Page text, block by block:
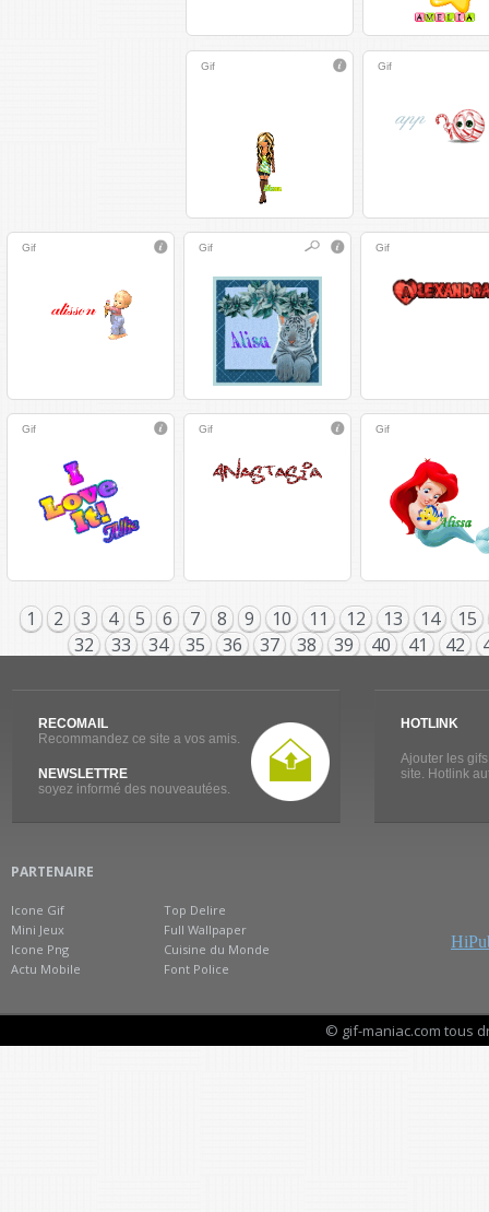
Gif Gif
Gif Gif Gif
Gif Gif Gif
1 2 3 4 5 6 7 8 9 10 11 12 13 14
15
32
33 34 35 36 37 38 39 40 41 42
RECOMAIL
Recommandez ce site a vos amis.
NEWSLETTRE
soyez informé des nouveautées.
HOTLINK
Ajouter les
site. Hotlink
PARTENAIRE
Icone Gif
Mini Jeux
Icone Png
Actu Mobile
Top Delire
Full Wallpaper
Cuisine du Monde
Font Police
© gif-maniac.com tous